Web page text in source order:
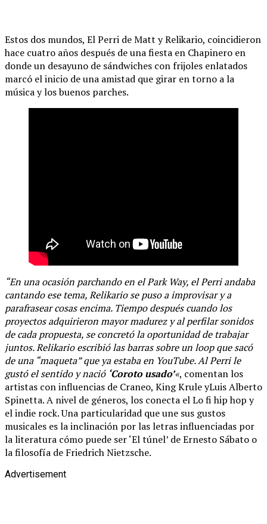
Estos dos mundos, El Perri de Matt y Relikario, coincidieron
hace cuatro años después de una fiesta en Chapinero en
donde un desayuno de sándwiches con frijoles enlatados
marcó el inicio de una amistad que girar en torno a la
música y los buenos parches.
“En una ocasión parchando en el Park Way, el Perri andaba
cantando ese tema, Relikario se puso a improvisar y a
parafrasear cosas encima. Tiempo después cuando los
proyectos adquirieron mayor madurez y al perfilar sonidos
de cada propuesta, se concretó la oportunidad de trabajar
juntos. Relikario escribió las barras sobre un loop que sacó
de una “maqueta” que ya estaba en YouTube. Al Perri le
gustó el sentido y nació ‘Coroto usado’«, comentan los
artistas con influencias de Craneo, King Krule yLuis Alberto
Spinetta. A nivel de géneros, los conecta el Lo fi hip hop y
el indie rock. Una particularidad que une sus gustos
musicales es la inclinación por las letras influenciadas por
la literatura cómo puede ser ‘El túnel’ de Ernesto Sábato o
la filosofía de Friedrich Nietzsche.
Advertisement